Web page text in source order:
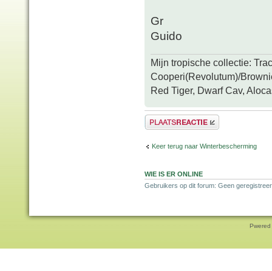
Gr
Guido
Mijn tropische collectie:
Cooperi(Revolutum)/
Red Tiger, Dwarf Cav,
Plaats een reactie
Keer terug naar Winterbescherming
WIE IS ER ONLINE
Gebruikers op dit forum: Geen